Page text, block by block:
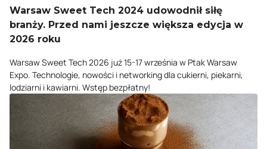
Warsaw Sweet Tech 2024 udowodnił siłę
branży. Przed nami jeszcze większa edycja w
2026 roku
Warsaw Sweet Tech 2026 już 15-17 września w Ptak Warsaw
Expo. Technologie, nowości i networking dla cukierni, piekarni,
lodziarni i kawiarni. Wstęp bezpłatny!